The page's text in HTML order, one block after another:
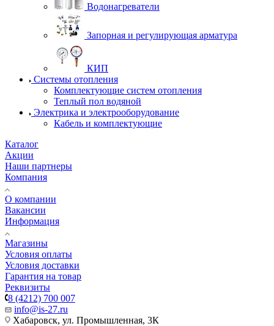
Водонагреватели
Запорная и регулирующая арматура
КИП
Системы отопления
Комплектующие систем отопления
Теплый пол водяной
Электрика и электрооборудование
Кабель и комплектующие
Каталог
Акции
Наши партнеры
Компания
О компании
Вакансии
Информация
Магазины
Условия оплаты
Условия доставки
Гарантия на товар
Реквизиты
8 (4212) 700 007
info@is-27.ru
Хабаровск, ул. Промышленная, 3К